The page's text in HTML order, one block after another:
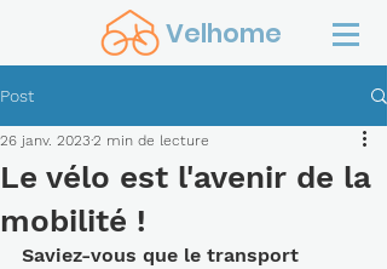
Velhome
Post
Le vélo est l'avenir de la
mobilité !
26 janv. 2023 2 min de lecture
Saviez-vous que le transport